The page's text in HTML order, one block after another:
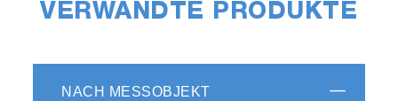
VERWANDTE PRODUKTE
NACH MESSOBJEKT